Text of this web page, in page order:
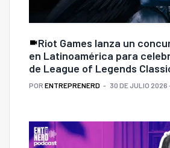
Riot Games lanza un
en Latinoamérica para
de League of Legends
POR ENTREPRENERD 30 DE JULIO 2026